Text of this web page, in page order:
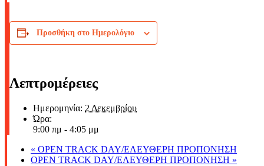
Προσθήκη στο Ημερολόγιο
Λεπτρομέρειες
Ημερομηνία: 2 Δεκεμβρίου
Ώρα:
9:00 πμ - 4:05 μμ
« OPEN TRACK DAY/ΕΛΕΥΘΕΡΗ ΠΡΟΠΟΝΗΣΗ
OPEN TRACK DAY/ΕΛΕΥΘΕΡΗ ΠΡΟΠΟΝΗΣΗ »